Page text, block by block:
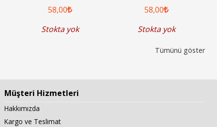
58,00
Stokta yok
58,00
Stokta yok
Tümünü göster
Müşteri Hizmetleri
Hakkımızda
Kargo ve Teslimat